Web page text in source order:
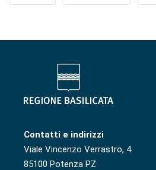
Contatti e indirizzi
Viale Vincenzo Verrastro, 4
85100 Potenza PZ